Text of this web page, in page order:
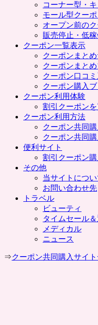
コーナー型・
モール型クー
オープン前の
販売停止・低
クーポン一覧表示
クーポンまとめ
クーポンまと
クーポン口コ
クーポン購入
クーポン利用体験
割引クーポンを
クーポン利用方法
クーポン共同
クーポン共同
便利サイト
割引クーポン
その他
当サイトについ
お問い合わせ先
トラベル
ビューティ
タイムセール
メディカル
ニュース
⇒クーポン共同購入サイト